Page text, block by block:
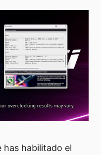
has habilitado el